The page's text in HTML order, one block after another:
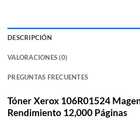
DESCRIPCIÓN
VALORACIONES (0)
PREGUNTAS FRECUENTES
Tóner Xerox 106R01524
Rendimiento 12,000 Páginas